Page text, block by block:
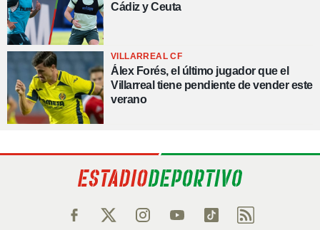
Cádiz y Ceuta
VILLARREAL CF
Álex Forés, el último jugador que el
Villarreal tiene pendiente de vender este
verano